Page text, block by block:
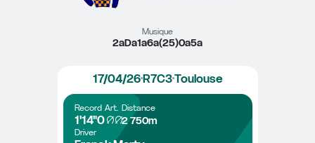
Musique
2aDa1a6a(25)0a5a
17/04/26R7C3Toulouse
Record
1'14"0
Art. Distance
2 750m
Driver